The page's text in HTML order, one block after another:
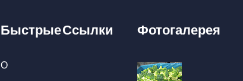
Быстрые Ссылки
О
Фотогалерея